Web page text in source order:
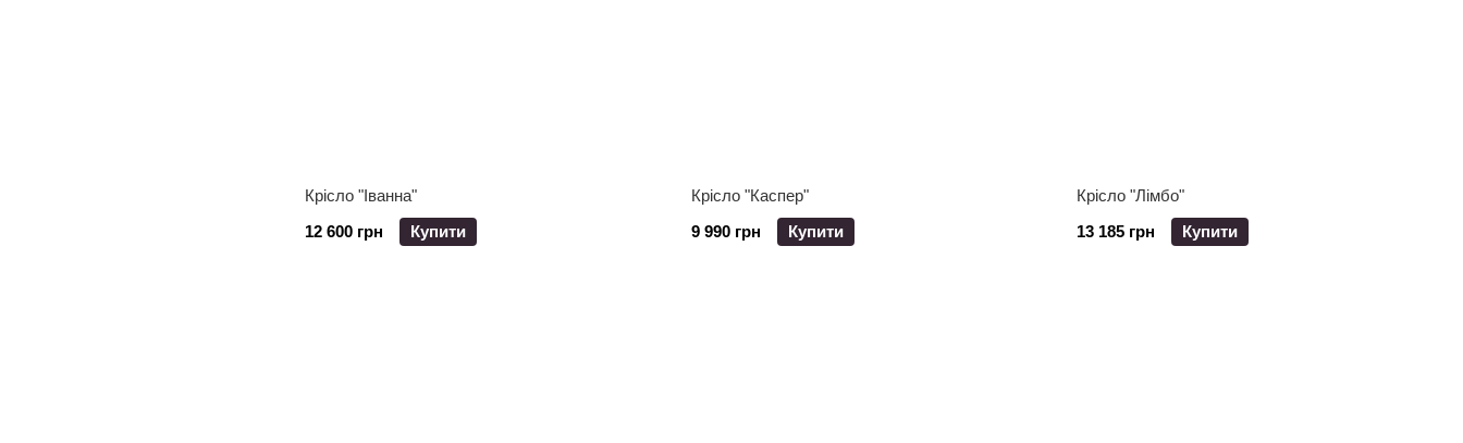
Крісло "Іванна"
12 600 грн
Купити
Крісло "Каспер"
9 990 грн
Купити
Крісло "Лімбо"
13 185 грн
Купити